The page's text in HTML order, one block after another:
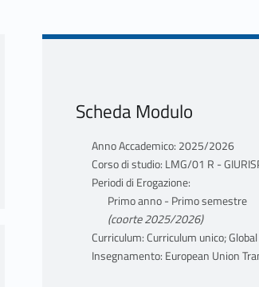
Scheda Modulo
Anno Accademico: 2025/2026
Corso di studio: LMG/01 R -
Periodi di Erogazione:
Primo anno - Primo semestre
(coorte 2025/2026)
Curriculum: Curriculum unico;
Insegnamento: European Union